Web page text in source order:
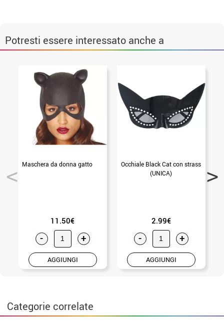
Potresti essere interessato anche a
Maschera da donna gatto
11.50€
- +
AGGIUNGI
Occhiale Black Cat con strass
(UNICA)
2.99€
- +
AGGIUNGI
Categorie correlate